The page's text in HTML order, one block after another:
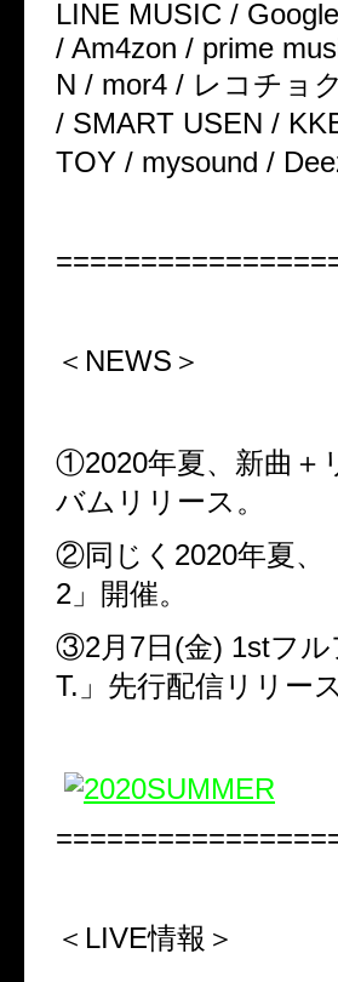
LINE MUSIC /
/ Am4zon / prime
N / mor4 / レコチョ
/ SMART USEN /
TOY / mysound /
＜NEWS＞
①2020年夏、新曲＋
バムリリース。
②同じく2020年夏、
2」開催。
③2月7日(金) 1stフル
T.」先行配信リリー
＜LIVE情報＞